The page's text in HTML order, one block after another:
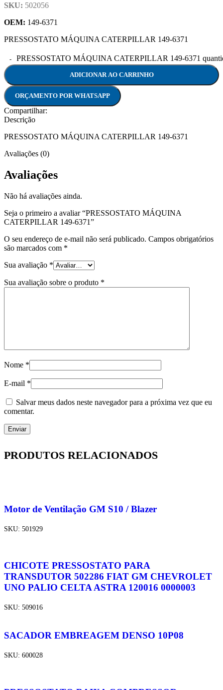
SKU: 502056
OEM: 149-6371
PRESSOSTATO MÁQUINA CATERPILLAR 149-6371
PRESSOSTATO MÁQUINA CATERPILLAR 149-6371
ADICIONAR AO CARRINHO
ORÇAMENTO POR WHATSAPP
Compartilhar:
Descrição
PRESSOSTATO MÁQUINA CATERPILLAR 149-6371
Avaliações (0)
Avaliações
Não há avaliações ainda.
Seja o primeiro a avaliar “PRESSOSTATO MÁQUINA
CATERPILLAR 149-6371”
O seu endereço de e-mail não será publicado. Campos obrigatórios
são marcados com *
Sua avaliação *
Sua avaliação sobre o produto *
Nome *
E-mail *
Salvar meus dados neste navegador para a próxima vez que eu
comentar.
PRODUTOS RELACIONADOS
Motor de Ventilação GM S10 / Blazer
SKU: 501929
CHICOTE PRESSOSTATO PARA
TRANSDUTOR 502286 FIAT GM CHEVROLET
UNO PALIO CELTA ASTRA 120016 0000003
SKU: 509016
SACADOR EMBREAGEM DENSO 10P08
SKU: 600028